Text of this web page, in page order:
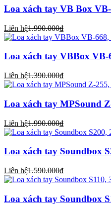
Loa xách tay VB Box
Liên hệ1.990.000₫
Loa xách tay VBBox VB-
Liên hệ1.390.000₫
Loa xách tay MPSound
Liên hệ1.990.000₫
Loa xách tay Soundbox
Liên hệ1.590.000₫
Loa xách tay Soundbox